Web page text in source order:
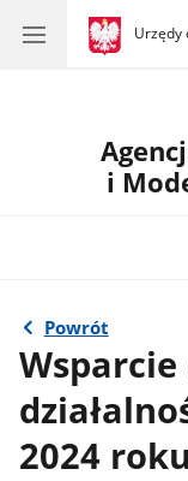
gov.pl
Urzędy
gov.pl
Urzędy
i
Powrót
Wsparcie
2024 roku